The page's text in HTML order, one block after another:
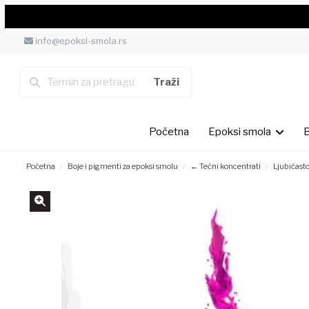
info@epoksi-smola.rs
Početna Epoksi smola
Početna Boje i pigmenti za epoksi smolu ← Tečni koncentrati